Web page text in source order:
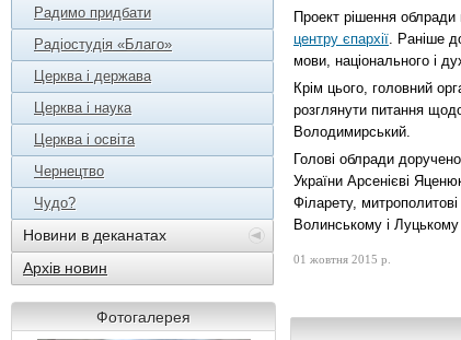
Радимо придбати
Радіостудія «Благо»
Церква і держава
Церква і наука
Церква і освіта
Чернецтво
Чудо?
Новини в деканатах
Архів новин
Фотогалерея
Проект рішення облради
центру єпархії. Раніше
мови, національного і
Крім цього, головний
розглянути питання
Володимирський.
Голові облради
України Арсенієві
Філарету,
Волинському і
01 жовтня 2015 р.